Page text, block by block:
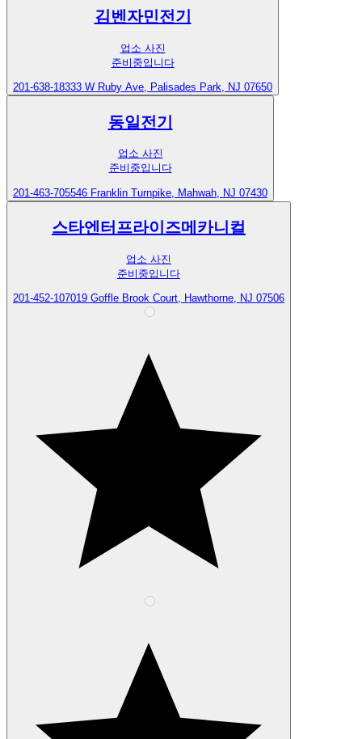
김벤자민전기
업소 사진
준비중입니다
201-638-18333 W Ruby Ave, Palisades Park, NJ 07650
동일전기
업소 사진
준비중입니다
201-463-705546 Franklin Turnpike, Mahwah, NJ 07430
스타엔터프라이즈메카니컬
업소 사진
준비중입니다
201-452-107019 Goffle Brook Court, Hawthorne, NJ 07506